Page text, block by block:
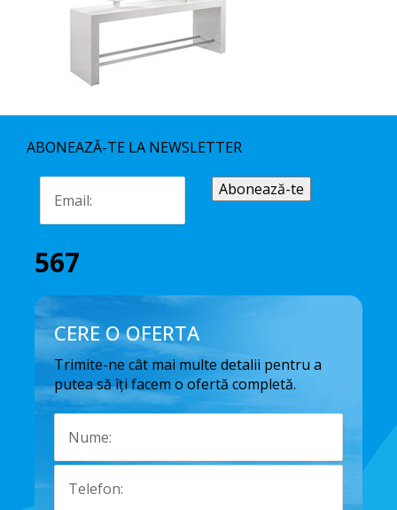
ABONEAZĂ-TE LA NEWSLETTER
567
CERE O OFERTA
Trimite-ne cât mai multe detalii pentru a
putea să îți facem o ofertă completă.